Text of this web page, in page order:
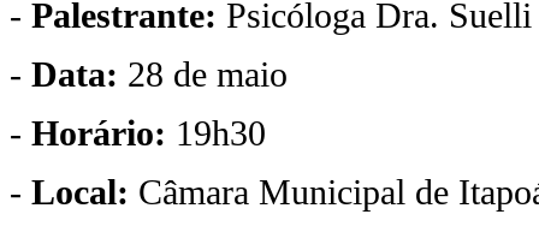
- Palestrante: Psicóloga Dra. Suelli
- Data: 28 de maio
- Horário: 19h30
- Local: Câmara Municipal de